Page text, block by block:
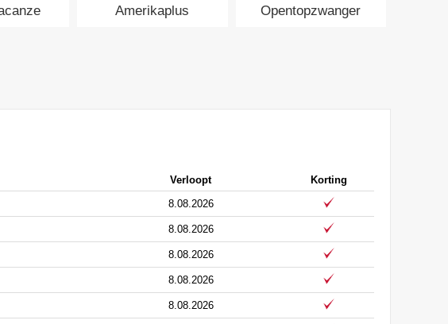
Amerikaplus Opentopzwanger
Verloopt
Korting
8.08.2026
8.08.2026
8.08.2026
8.08.2026
8.08.2026